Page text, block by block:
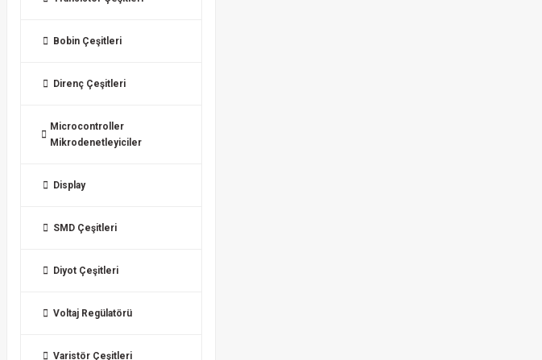
Bobin Çeşitleri
Direnç Çeşitleri
Microcontroller
Mikrodenetleyiciler
Display
SMD Çeşitleri
Diyot Çeşitleri
Voltaj Regülatörü
Varistör Çeşitleri